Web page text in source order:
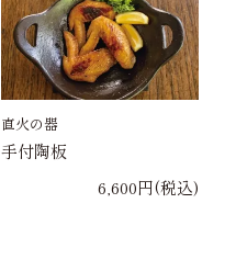
直火の器
手付陶板
6,600円(税込)